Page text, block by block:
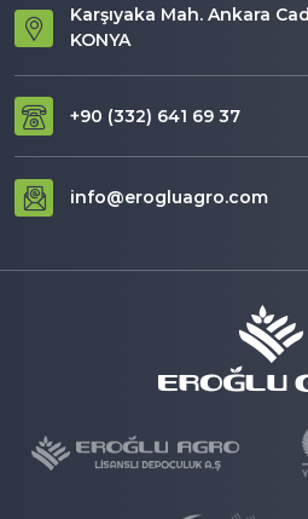
Karşıyaka Mah. Ankara
KONYA
+90 (332) 641 69 37
info@erogluagro.com